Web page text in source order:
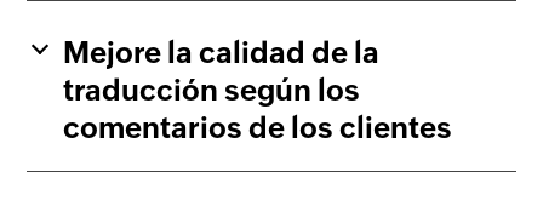
Mejore la calidad de la
traducción según los
comentarios de los clientes